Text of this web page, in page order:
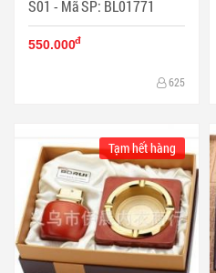
S01 - Mã SP: BL01771
550.000đ
625
Tạm hết hàng